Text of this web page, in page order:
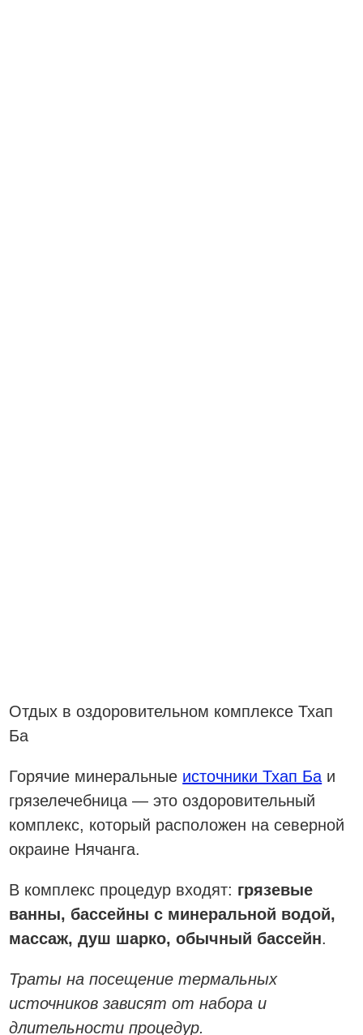
Отдых в оздоровительном комплексе Тхап
Ба
Горячие минеральные источники Тхап Ба и
грязелечебница — это оздоровительный
комплекс, который расположен на северной
окраине Нячанга.
В комплекс процедур входят: грязевые
ванны, бассейны с минеральной водой,
массаж, душ шарко, обычный бассейн.
Траты на посещение термальных
источников зависят от набора и
длительности процедур.